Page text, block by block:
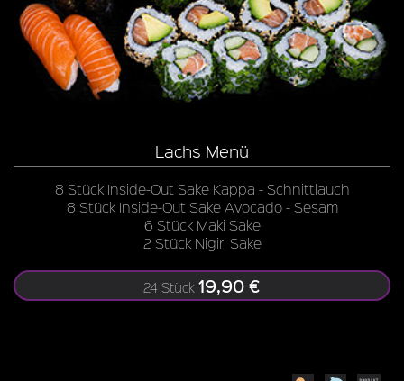
Lachs Menü
8 Stück Inside-Out Sake Kappa - Schnittlauch
8 Stück Inside-Out Sake Avocado - Sesam
6 Stück Maki Sake
2 Stück Nigiri Sake
24 Stück 19,90 €